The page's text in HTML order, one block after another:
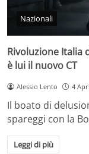
Nazionali
Rivoluzione Italia
è lui il nuovo CT
Alessio Lento 4
Il boato di
spareggi con la
Leggi di più